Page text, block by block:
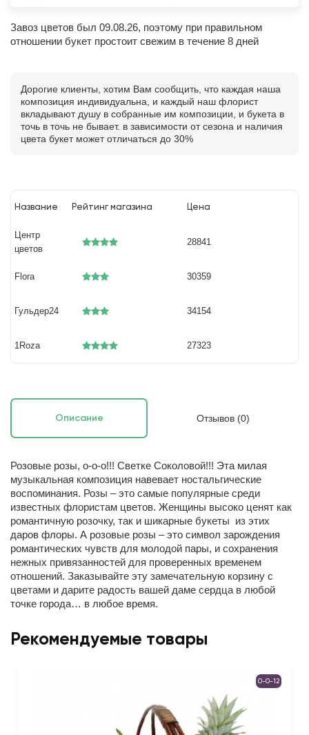
Завоз цветов был 09.08.26, поэтому при правильном
отношении букет простоит свежим в течение 8 дней
Дорогие клиенты, хотим Вам сообщить, что каждая наша
композиция индивидуальна, и каждый наш флорист
вкладывают душу в собранные им композиции, и букета в
точь в точь не бывает. в зависимости от сезона и наличия
цвета букет может отличаться до 30%
Название Рейтинг магазина Цена
Центр
цветов
28841
Flora 30359
Гульдер24 34154
1Roza 27323
Описание Отзывов (0)
Розовые розы, о-о-о!!! Светке Соколовой!!! Эта милая
музыкальная композиция навевает ностальгические
воспоминания. Розы – это самые популярные среди
известных флористам цветов. Женщины высоко ценят как
романтичную розочку, так и шикарные букеты из этих
даров флоры. А розовые розы – это символ зарождения
романтических чувств для молодой пары, и сохранения
нежных привязанностей для проверенных временем
отношений. Заказывайте эту замечательную корзину с
цветами и дарите радость вашей даме сердца в любой
точке города… в любое время.
Рекомендуемые товары
0-0-12